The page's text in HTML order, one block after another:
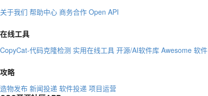
关于我们 帮助中心 商务合作 Open API
在线工具
CopyCat-代码克隆检测 实用在线工具 开源/AI软件库 Awesome 软件
攻略
造物发布 新闻投递 软件投递 项目运营